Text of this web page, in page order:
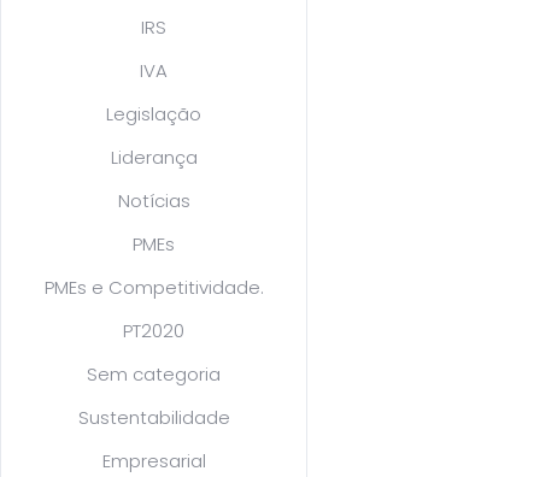
IRS
IVA
Legislação
Liderança
Notícias
PMEs
PMEs e Competitividade.
PT2020
Sem categoria
Sustentabilidade
Empresarial